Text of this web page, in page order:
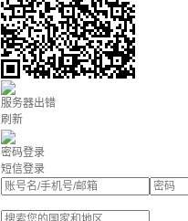
服务器出错
刷新
密码登录
短信登录